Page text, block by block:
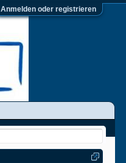
Anmelden oder registrieren